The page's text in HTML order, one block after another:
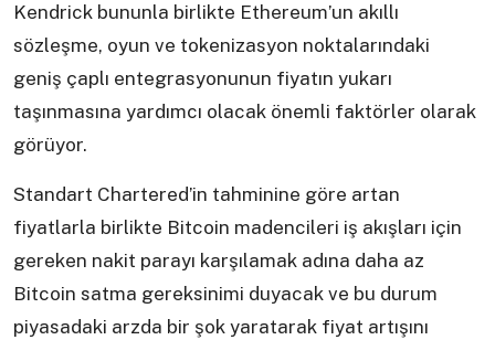
Kendrick bununla birlikte Ethereum’un akıllı
sözleşme, oyun ve tokenizasyon noktalarındaki
geniş çaplı entegrasyonunun fiyatın yukarı
taşınmasına yardımcı olacak önemli faktörler olarak
görüyor.
Standart Chartered’in tahminine göre artan
fiyatlarla birlikte Bitcoin madencileri iş akışları için
gereken nakit parayı karşılamak adına daha az
Bitcoin satma gereksinimi duyacak ve bu durum
piyasadaki arzda bir şok yaratarak fiyat artışını